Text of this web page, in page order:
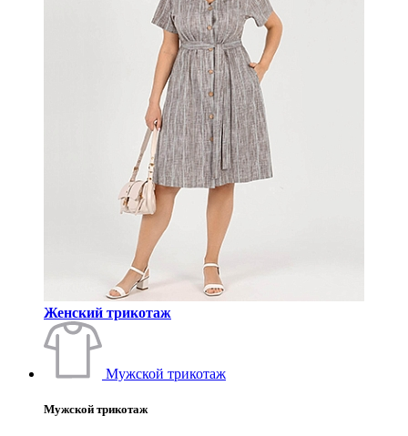
Женский трикотаж
Мужской трикотаж
Мужской трикотаж